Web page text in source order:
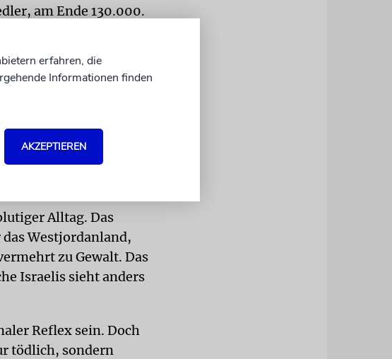
am Ende 130.000.
ungünstiger sein.
der gewaltsamen
ist das Gebiet.
werden die
Alltag. Das
Westjordanland,
zu Gewalt. Das
Israelis sieht anders
Reflex sein. Doch
tödlich, sondern
erfahren, die
Informationen finden
AKZEPTIEREN